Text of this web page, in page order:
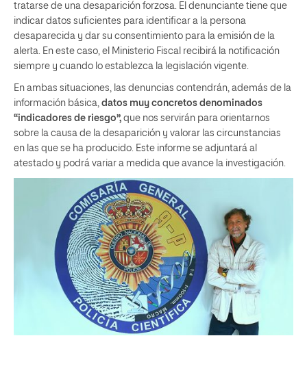
tratarse de una desaparición forzosa. El denunciante tiene que
indicar datos suficientes para identificar a la persona
desaparecida y dar su consentimiento para la emisión de la
alerta. En este caso, el Ministerio Fiscal recibirá la notificación
siempre y cuando lo establezca la legislación vigente.
En ambas situaciones, las denuncias contendrán, además de la
información básica, datos muy concretos denominados
“indicadores de riesgo”, que nos servirán para orientarnos
sobre la causa de la desaparición y valorar las circunstancias
en las que se ha producido. Este informe se adjuntará al
atestado y podrá variar a medida que avance la investigación.